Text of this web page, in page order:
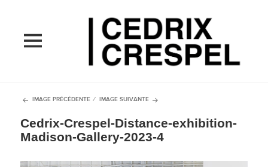
IMAGE PRÉCÉDENTE IMAGE SUIVANTE
Cedrix-Crespel-Distance-exhibition-
Madison-Gallery-2023-4